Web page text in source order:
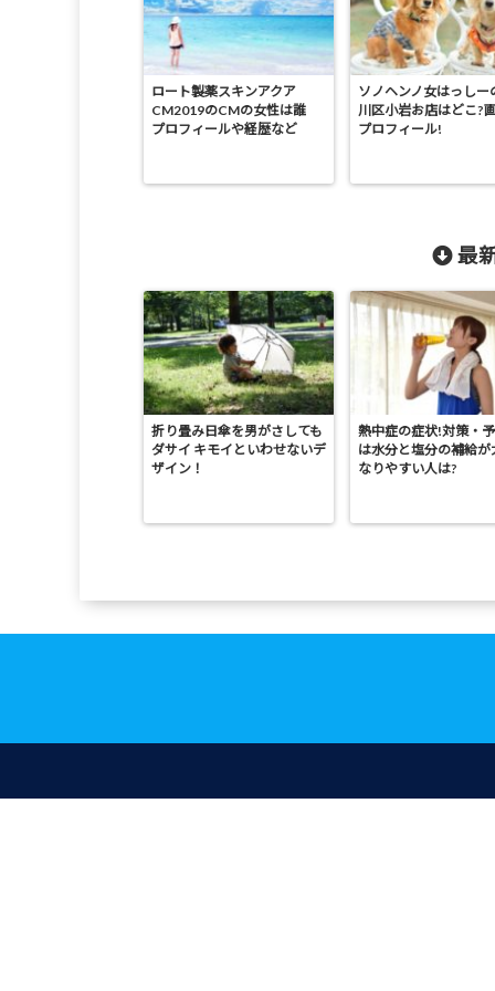
ロート製薬スキンアクア
CM2019のCMの女性は誰
プロフィールや経歴など
ソノヘンノ女はっしー
川区小岩お店はどこ?
プロフィール!
最
折り畳み日傘を男がさしても
ダサイ キモイといわせないデ
ザイン！
熱中症の症状!対策・
は水分と塩分の補給が
なりやすい人は?